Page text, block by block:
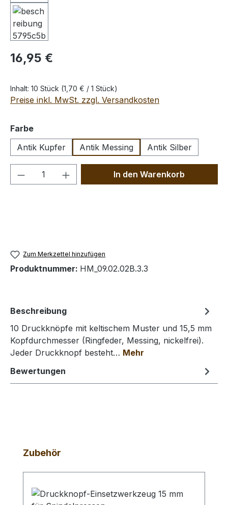
Regulärer Preis:
16,95 €
Inhalt: 10 Stück (1,70 € / 1 Stück)
Preise inkl. MwSt. zzgl. Versandkosten
Farbeauswählen
Antik Kupfer
Antik Messing Antik Silber
Produkt Anzahl: Gib denIn den Warenkorb
Zum Merkzettel hinzufügen
Produktnummer: HM_09.02.02B.3.3
Beschreibung
10 Druckknöpfe mit keltischem Muster und 15,5 mm
Kopfdurchmesser (Ringfeder, Messing, nickelfrei).
Jeder Druckknopf besteht… Mehr
Bewertungen
Produktgalerie überspringen
Zubehör